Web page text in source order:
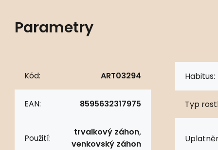
Parametry
Kód: ART03294
EAN: 8595632317975
Použití:
trvalkový záhon,
venkovský záhon
Habitus:
Typ